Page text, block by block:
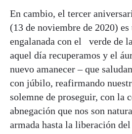
En cambio, el tercer
(13 de noviembre de 2020)
engalanada con el verde de
aquel día recuperamos y el
nuevo amanecer – que
con júbilo, reafirmando
solemne de proseguir, con la
abnegación que nos son
armada hasta la liberación